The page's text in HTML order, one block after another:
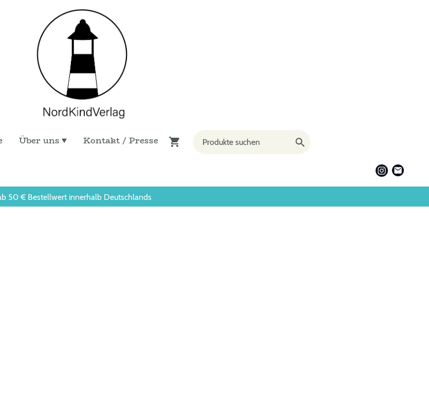
Über uns Kontakt / Presse
50 € Bestellwert innerhalb Deutschlands